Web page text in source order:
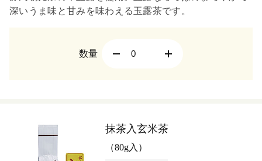
深いうま味と甘みを味わえる玉露茶です。
数量
抹茶入玄米茶
（80g入）